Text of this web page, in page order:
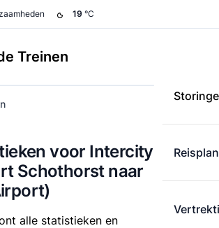
19 °C
Treinen
voor Intercity 944
Schothorst naar
alle statistieken en